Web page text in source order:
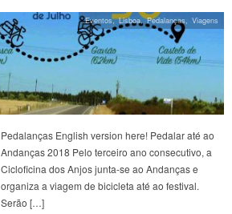
Pedalanças English version here! Pedalar até ao
Andanças 2018 Pelo terceiro ano consecutivo, a
Cicloficina dos Anjos junta-se ao Andanças e
organiza a viagem de bicicleta até ao festival.
Serão […]
Eventos,Lisboa,Pedalanças, Viagens